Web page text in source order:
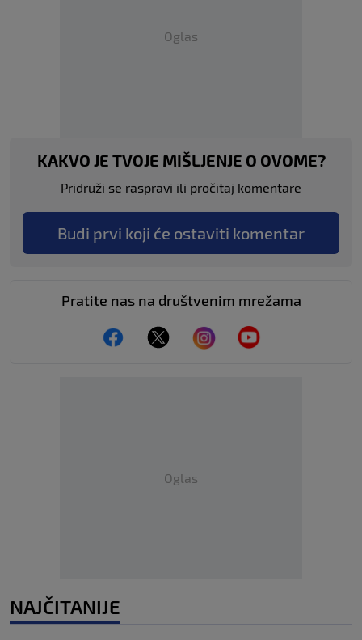
Oglas
KAKVO JE TVOJE MIŠLJENJE O OVOME?
Pridruži se raspravi ili pročitaj komentare
Budi prvi koji će ostaviti komentar
Pratite nas na društvenim mrežama
Oglas
NAJČITANIJE